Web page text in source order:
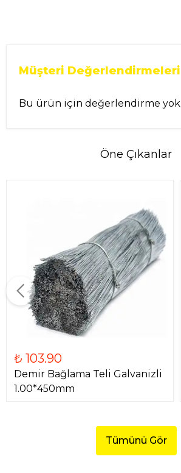
Müşteri Değerlendirmeleri
Bu ürün için değerlendirme yok
Öne Çıkanlar
₺ 103.90
Demir Bağlama Teli Galvanizli
1.00*450mm
Tümünü Gör